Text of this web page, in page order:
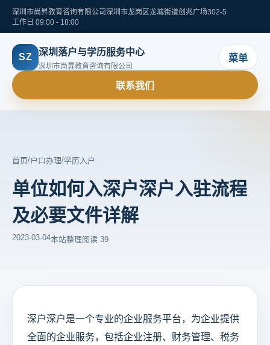
深圳市尚昇教育咨询有限公司 深圳市龙岗区龙城街道创兆广场302-5
工作日 09:00 - 18:00
SZ 深圳落户与学历服务中心
深圳市尚昇教育咨询有限公司
菜单
联系我们
首页/户口办理/学历入户
单位如何入深户深户入驻流程
及必要文件详解
2023-03-04本站整理阅读 39
深户深户是一个专业的企业服务平台，为企业提供
全面的企业服务，包括企业注册、财务管理、税务